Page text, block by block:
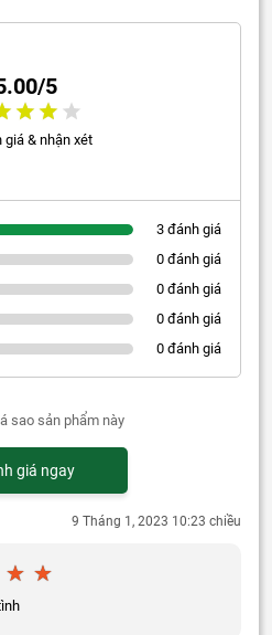
5
giá & nhận xét
3 đánh giá
0 đánh giá
0 đánh giá
0 đánh giá
0 đánh giá
sao sản phẩm này
giá ngay
9 Tháng 1, 2023 10:23 chiều